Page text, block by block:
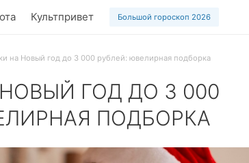
Культпривет Большой гороскоп 2026
на Новый год до 3 000 рублей: ювелирная подборка
ГОД ДО 3 000
ПОДБОРКА